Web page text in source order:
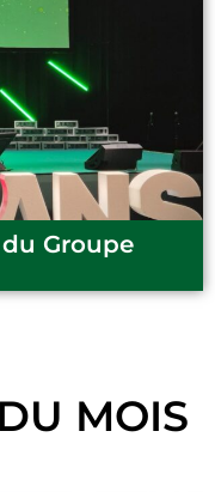
Groupe
MOIS​